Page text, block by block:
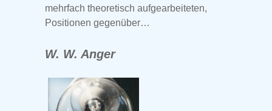
mehrfach theoretisch aufgearbeiteten,
Positionen gegenüber…
W. W. Anger